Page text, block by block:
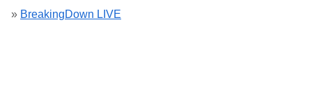
» BreakingDown LIVE